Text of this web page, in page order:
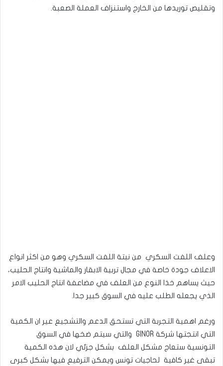
وتقليص توريدها من الخارج واستنزاف العملة الصعبة.
وعلف اللفت السكري من نبتة اللفت السكري وهو من اكثر انواع
الاعلاف جودة خاصة في مجال تربية الابقار والماشية وانتاج الحليب،
حيث يساهم خذا النوع من العلف في مضاعفة انتاج الحليب الامر
الذي يجعله الطلب عليه في السوق كبير جدا.
ورغم اهمية التجربة التي تستحق الدعم والتشجيع عير ان الكمية
التي انتجتها شركة GINOR والتي سيتم ضخها في السوق
التونسية ستعاج مشكل العلف بشكل جزئي لان هذه الكمية
تبقى غير كافية لحاجيات تونس ويمكن الترفيع فيها بشكل كبرى